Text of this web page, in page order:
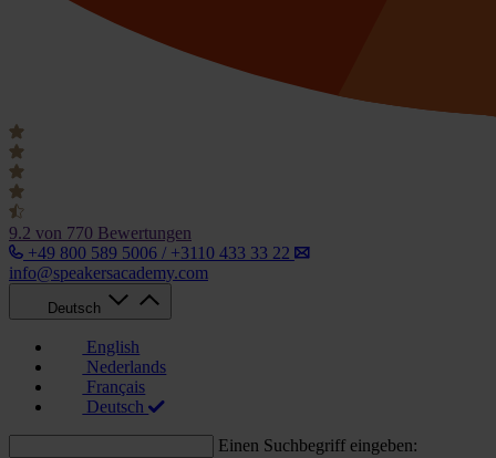
9.2 von 770 Bewertungen
+49 800 589 5006 / +3110 433 33 22
info@speakersacademy.com
Deutsch
English
Nederlands
Français
Deutsch
Einen Suchbegriff eingeben: